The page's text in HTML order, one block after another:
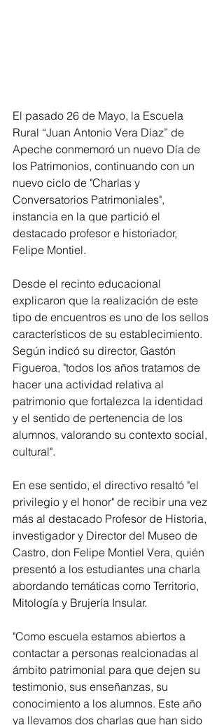
El pasado 26 de Mayo, la Escuela
Rural “Juan Antonio Vera Díaz” de
Apeche conmemoró un nuevo Día de
los Patrimonios, continuando con un
nuevo ciclo de "Charlas y
Conversatorios Patrimoniales",
instancia en la que partició el
destacado profesor e historiador,
Felipe Montiel.
Desde el recinto educacional
explicaron que la realización de este
tipo de encuentros es uno de los sellos
característicos de su establecimiento.
Según indicó su director, Gastón
Figueroa, "todos los años tratamos de
hacer una actividad relativa al
patrimonio que fortalezca la identidad
y el sentido de pertenencia de los
alumnos, valorando su contexto social,
cultural".
En ese sentido, el directivo resaltó "el
privilegio y el honor" de recibir una vez
más al destacado Profesor de Historia,
investigador y Director del Museo de
Castro, don Felipe Montiel Vera, quién
presentó a los estudiantes una charla
abordando temáticas como Territorio,
Mitología y Brujería Insular.
"Como escuela estamos abiertos a
contactar a personas realcionadas al
ámbito patrimonial para que dejen su
testimonio, sus enseñanzas, su
conocimiento a los alumnos. Este año
ya llevamos dos charlas que han sido